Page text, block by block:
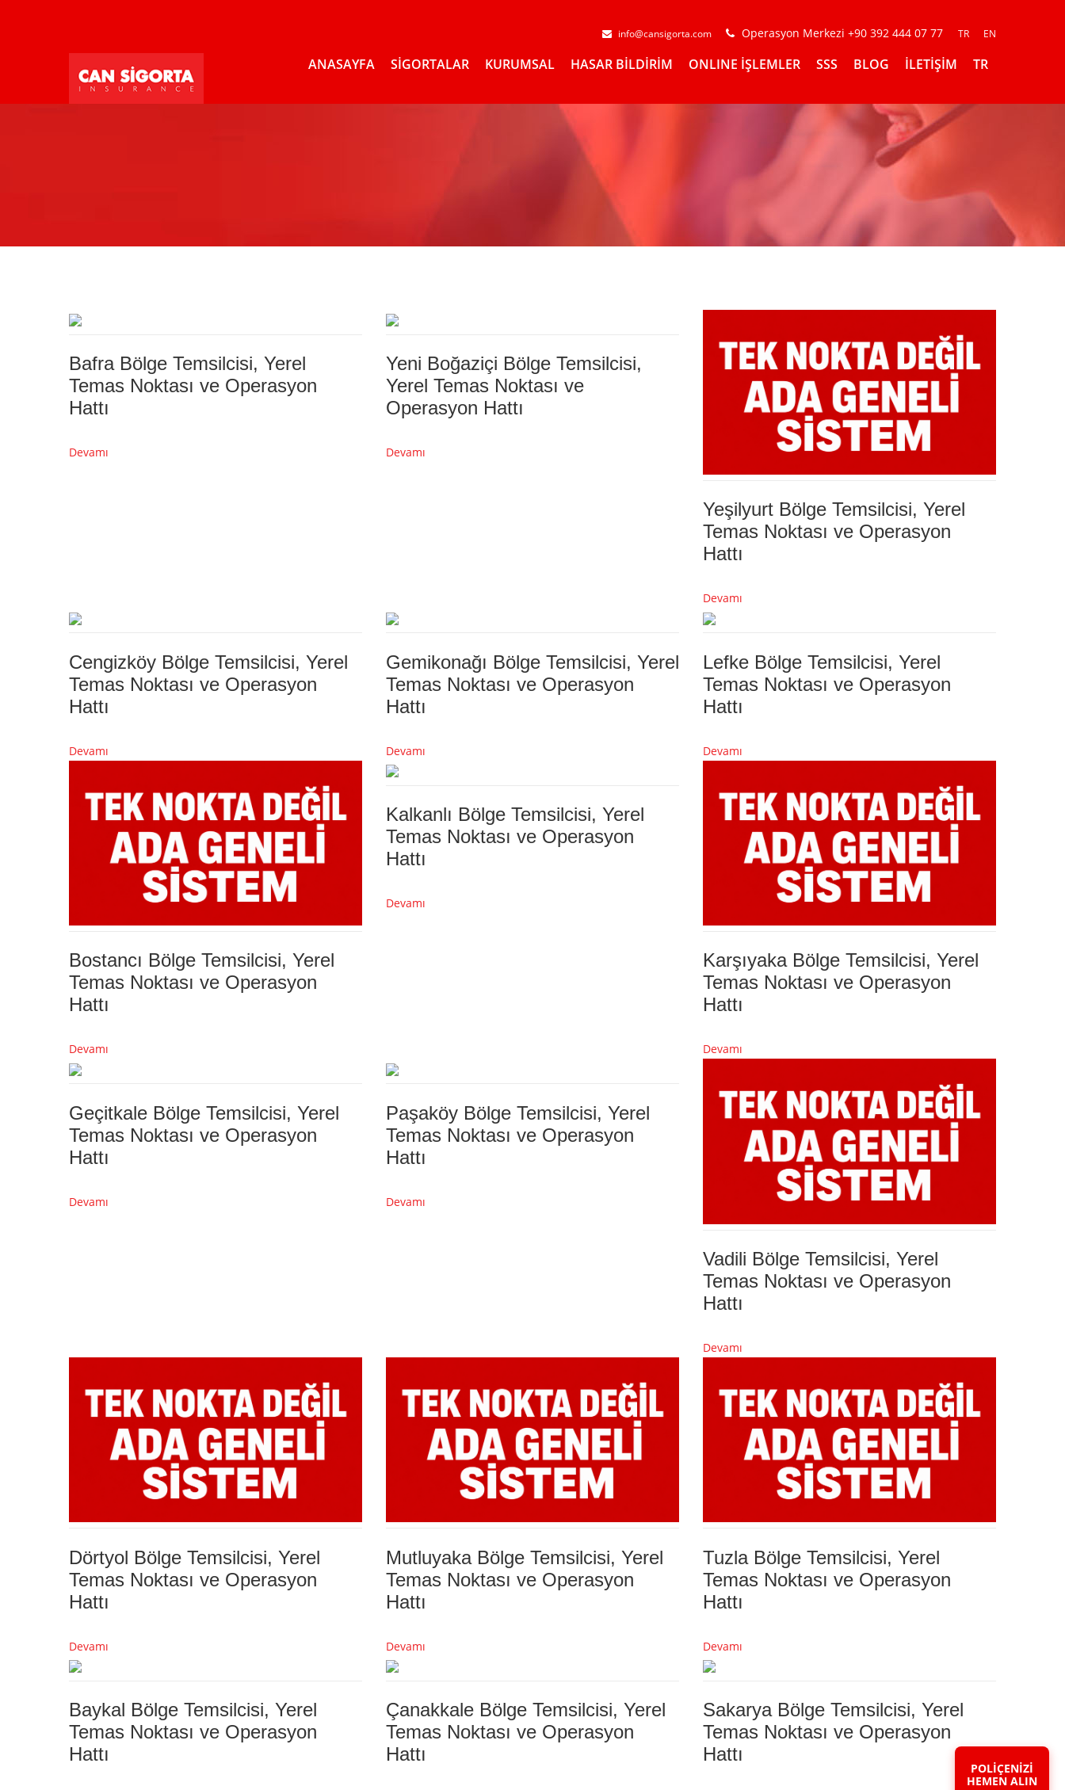
info@cansigorta.com Operasyon Merkezi +90 392 444 07 77 TR EN
ANASAYFA SİGORTALAR KURUMSAL HASAR BİLDİRİM ONLINE İŞLEMLER SSS BLOG İLETİŞİM TR
Bafra Bölge Temsilcisi, Yerel
Temas Noktası ve Operasyon
Hattı
Devamı
Yeni Boğaziçi Bölge Temsilcisi,
Yerel Temas Noktası ve
Operasyon Hattı
Devamı
Yeşilyurt Bölge Temsilcisi, Yerel
Temas Noktası ve Operasyon
Hattı
Devamı
Cengizköy Bölge Temsilcisi, Yerel
Temas Noktası ve Operasyon
Hattı
Devamı
Gemikonağı Bölge Temsilcisi, Yerel
Temas Noktası ve Operasyon
Hattı
Devamı
Lefke Bölge Temsilcisi, Yerel
Temas Noktası ve Operasyon
Hattı
Devamı
Bostancı Bölge Temsilcisi, Yerel
Temas Noktası ve Operasyon
Hattı
Devamı
Kalkanlı Bölge Temsilcisi, Yerel
Temas Noktası ve Operasyon
Hattı
Devamı
Karşıyaka Bölge Temsilcisi, Yerel
Temas Noktası ve Operasyon
Hattı
Devamı
Geçitkale Bölge Temsilcisi, Yerel
Temas Noktası ve Operasyon
Hattı
Devamı
Paşaköy Bölge Temsilcisi, Yerel
Temas Noktası ve Operasyon
Hattı
Devamı
Vadili Bölge Temsilcisi, Yerel
Temas Noktası ve Operasyon
Hattı
Devamı
Dörtyol Bölge Temsilcisi, Yerel
Temas Noktası ve Operasyon
Hattı
Devamı
Mutluyaka Bölge Temsilcisi, Yerel
Temas Noktası ve Operasyon
Hattı
Devamı
Tuzla Bölge Temsilcisi, Yerel
Temas Noktası ve Operasyon
Hattı
Devamı
Baykal Bölge Temsilcisi, Yerel
Temas Noktası ve Operasyon
Hattı
Çanakkale Bölge Temsilcisi, Yerel
Temas Noktası ve Operasyon
Hattı
Sakarya Bölge Temsilcisi, Yerel
Temas Noktası ve Operasyon
Hattı
POLİÇENİZİ
HEMEN ALIN